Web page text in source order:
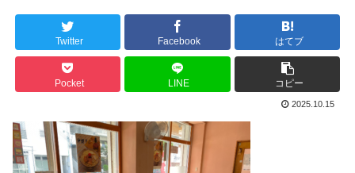
Twitter Facebook はてブ
Pocket LINE コピー
2025.10.15